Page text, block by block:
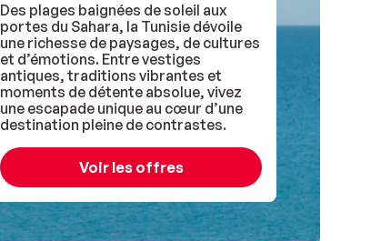
Des plages baignées de soleil aux
portes du Sahara, la Tunisie dévoile
une richesse de paysages, de cultures
et d’émotions. Entre vestiges
antiques, traditions vibrantes et
moments de détente absolue, vivez
une escapade unique au cœur d’une
destination pleine de contrastes.
Voir les offres